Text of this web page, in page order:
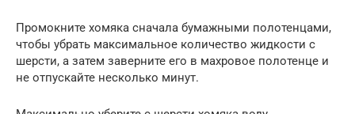
Промокните хомяка сначала бумажными полотенцами,
чтобы убрать максимальное количество жидкости с
шерсти, а затем заверните его в махровое полотенце и
не отпускайте несколько минут.